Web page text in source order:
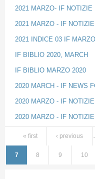
2021 MARZO- IF NOTIZIE
2021 MARZO - IF
2021 INDICE 03 IF MARZO
IF BIBLIO 2020, MARCH
IF BIBLIO MARZO 2020
2020 MARCH - IF NEWS
2020 MARZO - IF
2020 MARZO - IF
Pages
« first ‹ previous
7 8 9 10